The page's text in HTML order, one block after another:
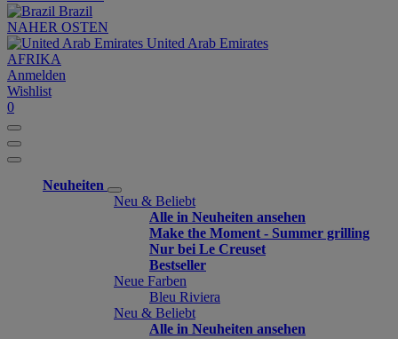
Brazil
NAHER OSTEN
United Arab Emirates
AFRIKA
Anmelden
Wishlist
0
Neuheiten
Neu & Beliebt
Alle in Neuheiten ansehen
Make the Moment - Summer grilling
Nur bei Le Creuset
Bestseller
Neue Farben
Bleu Riviera
Neu & Beliebt
Alle in Neuheiten ansehen